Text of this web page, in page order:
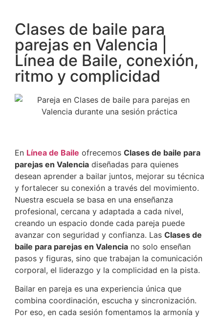
Clases de baile para
parejas en Valencia |
Línea de Baile, conexión,
ritmo y complicidad
En Línea de Baile ofrecemos Clases de baile para
parejas en Valencia diseñadas para quienes
desean aprender a bailar juntos, mejorar su técnica
y fortalecer su conexión a través del movimiento.
Nuestra escuela se basa en una enseñanza
profesional, cercana y adaptada a cada nivel,
creando un espacio donde cada pareja puede
avanzar con seguridad y confianza. Las Clases de
baile para parejas en Valencia no solo enseñan
pasos y figuras, sino que trabajan la comunicación
corporal, el liderazgo y la complicidad en la pista.
Bailar en pareja es una experiencia única que
combina coordinación, escucha y sincronización.
Por eso, en cada sesión fomentamos la armonía y